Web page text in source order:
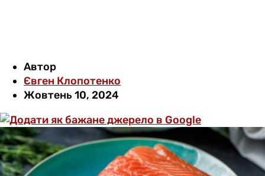
Автор
Євген Клопотенко
Жовтень 10, 2024